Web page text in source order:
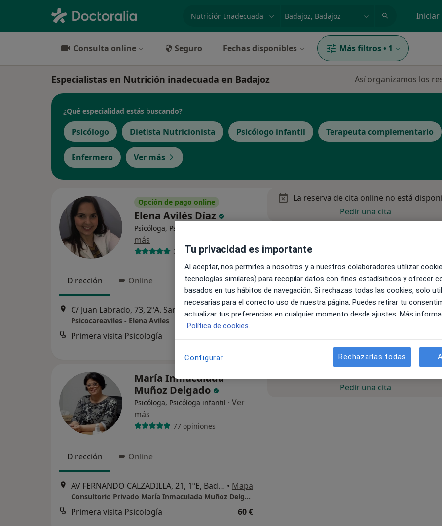
especialidad, enfermedad o nombre Iniciar
Consulta online Seguro Fechas disponibles Más filtros • 1
Especialistas en Nutrición inadecuada en Badajoz Así organizamos los
¿Qué especialidad estás buscando?
Psicólogo Dietista Nutricionista Psicólogo infantil Terapeuta complementario
Enfermero Ver más
Opción de pago online
Elena Avilés Díaz
Psicóloga, Psicóloga infantil
más
248 opiniones
Dirección Online
C/ Juan Labrado, 73, 2ºA. San Roque. Badajoz., Badajoz Mapa
Psicocareaviles - Elena Aviles
Primera visita Psicología
La reserva de cita online no está
Pedir una cita
María Inmaculada
Muñoz Delgado
Psicóloga, Psicóloga infantil · Ver
más
77 opiniones
Dirección Online
AV FERNANDO CALZADILLA, 21, 1ºE, Badajoz • Mapa
Consultorio Privado María Inmaculada Muñoz Delgado
Primera visita Psicología 60 €
Pedir una cita
Tu privacidad es importante
Al aceptar, nos permites a nosotros y a nuestros colaboradores utilizar
tecnologías similares) para recopilar datos con fines estadísiticos y ofrecer
basados en tus hábitos de navegación. Si rechazas todas las cookies, solo
necesarias para el correcto uso de nuestra página. Puedes retirar tu
actualizar tus preferencias en cualquier momento desde ajustes. Más
Política de cookies.
Configurar Rechazarlas todas